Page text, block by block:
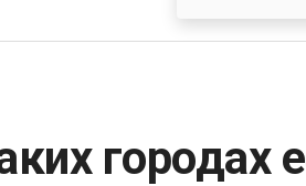
городах